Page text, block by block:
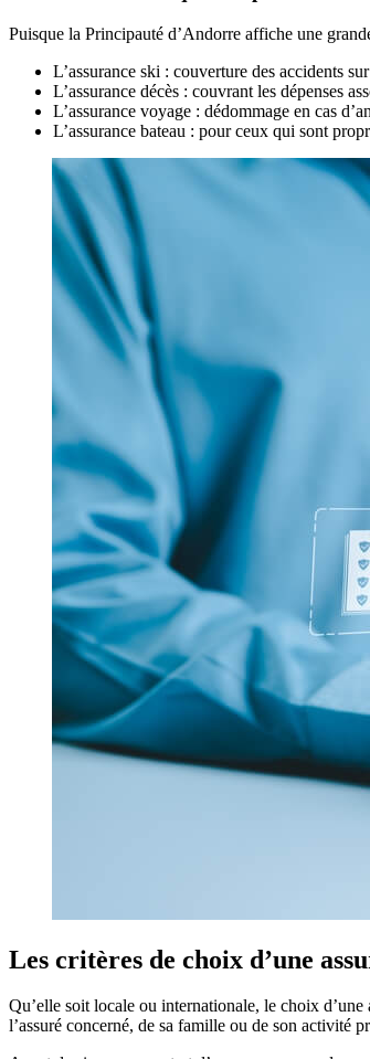
Puisque la Principauté d’Andorre affiche une
L’assurance ski : couverture des accidents
L’assurance décès : couvrant les dépenses
L’assurance voyage : dédommage en cas
L’assurance bateau : pour ceux qui sont
Les critères de choix d’une
Qu’elle soit locale ou internationale, le choix
l’assuré concerné, de sa famille ou de son activité